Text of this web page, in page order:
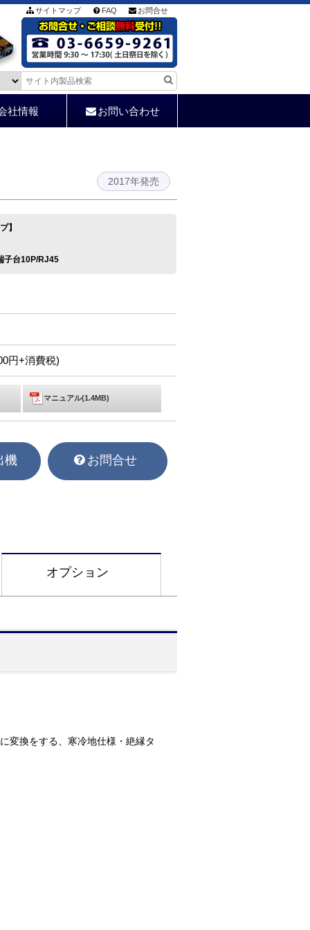
サイトマップ FAQ お問合せ
社情報 お問い合わせ
2017年発売
】
子台10P/RJ45
円+消費税)
マニュアル(1.4MB)
機 お問合せ
オプション
変換をする、寒冷地仕様・絶縁タ